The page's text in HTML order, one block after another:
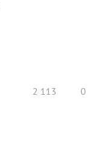
2 113 0